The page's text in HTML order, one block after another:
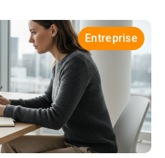
Entreprise